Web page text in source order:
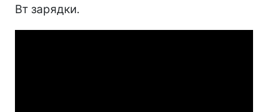
Вт зарядки.